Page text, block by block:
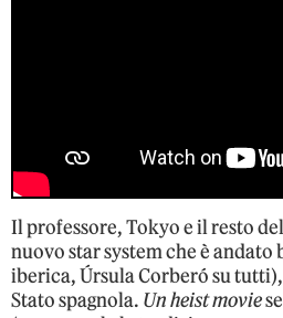
Il professore, Tokyo e il resto
nuovo star system che è andato
iberica, Úrsula Corberó su
Stato spagnola. Un heist movie